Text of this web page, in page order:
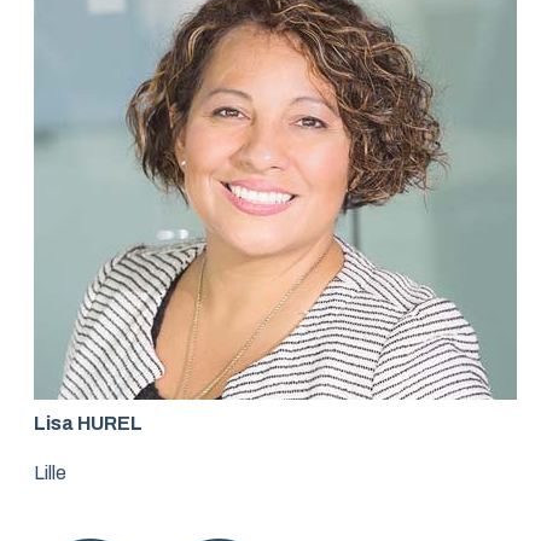
Lisa HUREL
Lille